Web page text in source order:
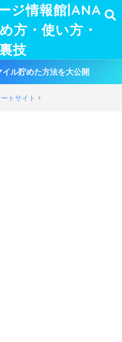
ジ情報館|ANA
方・使い方・
技
ル貯めた方法を大公開
トサイト